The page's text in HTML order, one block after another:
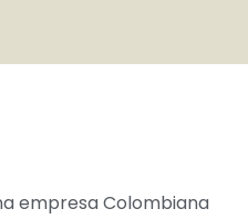
empresa Colombiana